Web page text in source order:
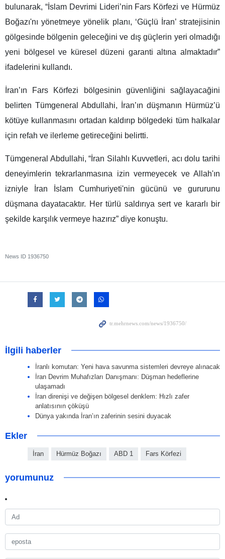
bulunarak, “İslam Devrimi Lideri’nin Fars Körfezi ve Hürmüz
Boğazı'nı yönetmeye yönelik planı, ‘Güçlü İran’ stratejisinin
gölgesinde bölgenin geleceğini ve dış güçlerin yeri olmadığı
yeni bölgesel ve küresel düzeni garanti altına almaktadır”
ifadelerini kullandı.
İran’ın Fars Körfezi bölgesinin güvenliğini sağlayacağini
belirten Tümgeneral Abdullahi, İran’ın düşmanın Hürmüz’ü
kötüye kullanmasını ortadan kaldırıp bölgedeki tüm halkalar
için refah ve ilerleme getireceğini belirtti.
Tümgeneral Abdullahi, “İran Silahlı Kuvvetleri, acı dolu tarihi
deneyimlerin tekrarlanmasına izin vermeyecek ve Allah'ın
izniyle İran İslam Cumhuriyeti'nin gücünü ve gururunu
düşmana dayatacaktır. Her türlü saldırıya sert ve kararlı bir
şekilde karşılık vermeye hazırız” diye konuştu.
News ID 1936750
İlgili haberler
İranlı komutan: Yeni hava savunma sistemleri devreye alınacak
İran Devrim Muhafızları Danışmanı: Düşman hedeflerine
ulaşamadı
İran direnişi ve değişen bölgesel denklem: Hızlı zafer
anlatısının çöküşü
Dünya yakında İran’ın zaferinin sesini duyacak
Ekler
İran Hürmüz Boğazı ABD 1 Fars Körfezi
yorumunuz